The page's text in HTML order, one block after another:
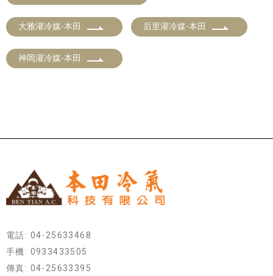
大雅灌冷媒-本田 后里灌冷媒-本田
神岡灌冷媒-本田
電話: 04-25633468
手機: 0933433505
傳真: 04-25633395